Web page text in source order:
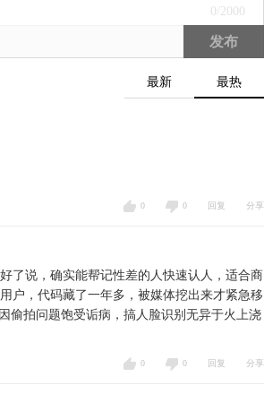
0 /2000
发布
最新 最热
0 0 回复 分享
了说，确实能帮记性差的人快速认人，适合商
户，代码藏了一年多，被媒体挖出来才紧急移
偷拍问题饱受诟病，搞人脸识别无异于火上浇
0 0 回复 分享